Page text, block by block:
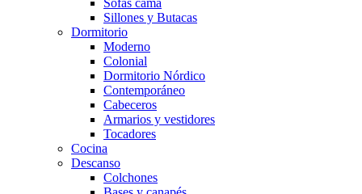
Sillones y Butacas
Dormitorio
Moderno
Colonial
Dormitorio Nórdico
Contemporáneo
Cabeceros
Armarios y vestidores
Tocadores
Cocina
Descanso
Colchones